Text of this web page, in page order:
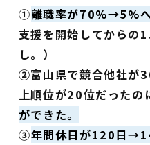
①離職率が70%→5%へ
支援を開始してからの
し。）
②富山県で競合他社が
上順位が20位だったの
ができた。
③年間休日が120日